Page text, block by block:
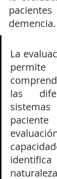
demencia.
La
las